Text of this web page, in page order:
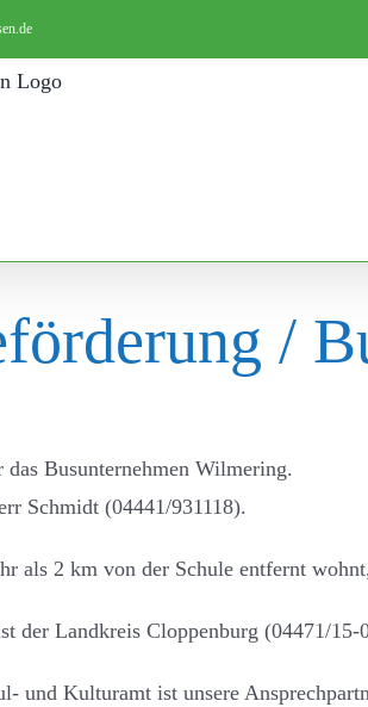
/
Busunternehmen Wilmering.
Schmidt (04441/931118).
als 2 km von der Schule entfernt
der Landkreis Cloppenburg (04471/15-
und Kulturamt ist unsere